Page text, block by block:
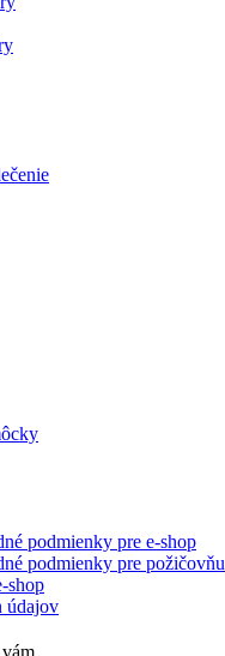
podmienky pre e-shop
podmienky pre požičovňu
shop
údajov